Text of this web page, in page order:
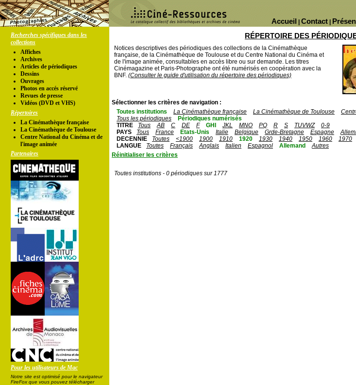
Contact
Accueil
Recherches spécifiques dans les
collections
Affiches
Archives
Articles de périodiques
Dessins
Ouvrages
Photos en accés réservé
Revues de presse
Vidéos (DVD et VHS)
Répertoires
La Cinémathèque française
La Cinémathèque de Toulouse
Centre National du Cinéma et de
l'image animée
Partenaires
Pour les utilisateurs de Mac
Notre site est optimisé pour le navigateur
FireFox que vous pouvez télécharger
RÉPERTOIRE DES
Notices descriptives des périodiques des collections de la Cinémathèque
française, de la Cinémathèque de Toulouse et du Centre National du Cinéma et
de l'image animée, consultables en accès libre ou sur demande. Les titres
Cinémagazine et Paris-Photographe ont été numérisés en coopération avec la
BNF. (Consulter le guide d'utilisation du répertoire des périodiques)
Sélectionner les critères de navigation :
Toutes institutions
La Cinémathèque française La Cinémathèque de Toulouse
Tous les périodiques
Périodiques numérisés
TITRE
Tous AB C DE F GHI JKL MNO PQ R S TUVWZ
0-9
PAYS
Tous France Etats-Unis Italie Belgique Grde-Bretagne Espagne
DECENNIE
Toutes <1900 1900 1910 1920 1930 1940 1950 1960 1970
LANGUE
Toutes Français Anglais Italien Espagnol Allemand
Autres
Réinitialiser les critères
Toutes institutions - 0 périodiques sur 1777